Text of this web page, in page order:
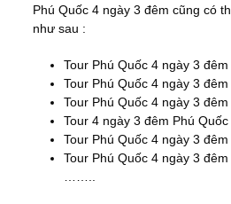
Phú Quốc 4 ngày 3 đêm cũng có
như sau :
Tour Phú Quốc 4 ngày 3
Tour Phú Quốc 4 ngày 3
Tour Phú Quốc 4 ngày 3
Tour 4 ngày 3 đêm Phú
Tour Phú Quốc 4 ngày 3
Tour Phú Quốc 4 ngày 3